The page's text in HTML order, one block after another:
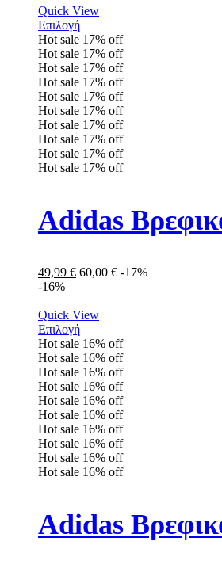
Quick View
Επιλογή
Hot sale 17% off
Hot sale 17% off
Hot sale 17% off
Hot sale 17% off
Hot sale 17% off
Hot sale 17% off
Hot sale 17% off
Hot sale 17% off
Hot sale 17% off
Hot sale 17% off
Adidas
49,99 € 60,00€ -17%
-16%
Quick View
Επιλογή
Hot sale 16% off
Hot sale 16% off
Hot sale 16% off
Hot sale 16% off
Hot sale 16% off
Hot sale 16% off
Hot sale 16% off
Hot sale 16% off
Hot sale 16% off
Hot sale 16% off
Adidas